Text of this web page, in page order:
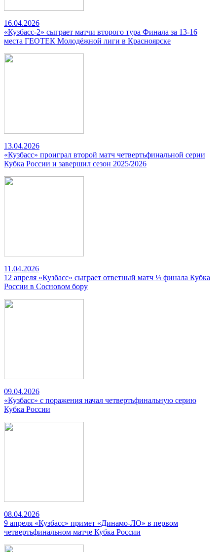
16.04.2026
«Кузбасс-2» сыграет матчи второго тура Финала за 13-16
места ГЕОТЕК Молодёжной лиги в Красноярске
13.04.2026
«Кузбасс» проиграл второй матч четвертьфинальной серии
Кубка России и завершил сезон 2025/2026
11.04.2026
12 апреля «Кузбасс» сыграет ответный матч ¼ финала Кубка
России в Сосновом бору
09.04.2026
«Кузбасс» с поражения начал четвертьфинальную серию
Кубка России
08.04.2026
9 апреля «Кузбасс» примет «Динамо-ЛО» в первом
четвертьфинальном матче Кубка России